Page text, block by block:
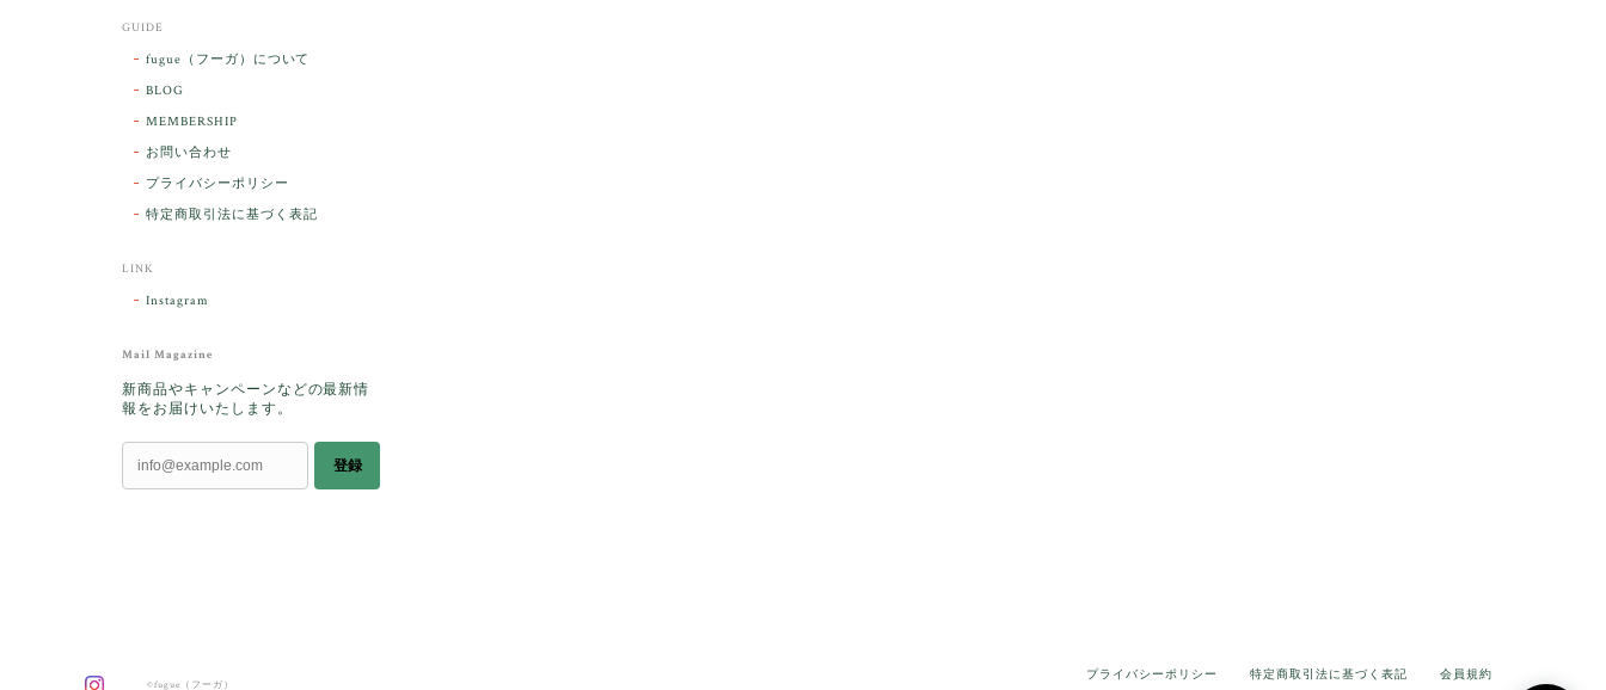
GUIDE
fugue（フーガ）について
BLOG
MEMBERSHIP
お問い合わせ
プライバシーポリシー
特定商取引法に基づく表記
LINK
Instagram
Mail Magazine
新商品やキャンペーンなどの最新情
報をお届けいたします。
登録
プライバシーポリシー 特定商取引法に基づく表記 会員規約
©fugue（フーガ）